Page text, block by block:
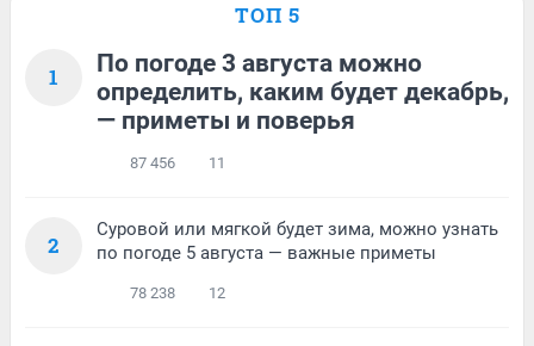
ТОП 5
1
По погоде 3 августа можно
определить, каким будет декабрь,
— приметы и поверья
87 456 11
2
Суровой или мягкой будет зима, можно узнать
по погоде 5 августа — важные приметы
78 238 12